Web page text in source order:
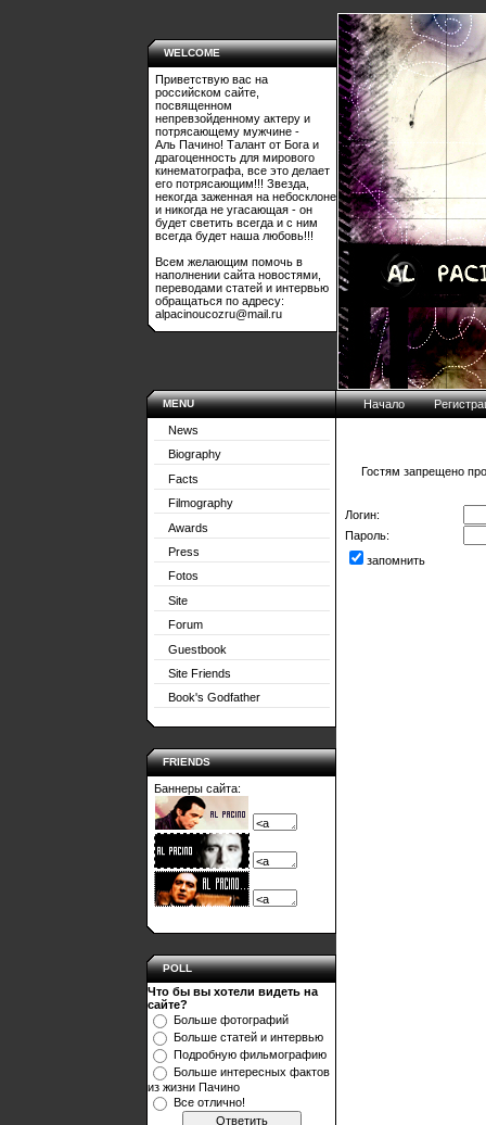
WELCOME
Приветствую вас на
российском сайте,
посвященном
непревзойденному актеру и
потрясающему мужчине -
Аль Пачино! Талант от Бога и
драгоценность для мирового
кинематографа, все это делает
его потрясающим!!! Звезда,
некогда заженная на небосклоне
и никогда не угасающая - он
будет светить всегда и с ним
всегда будет наша любовь!!!
Всем желающим помочь в
наполнении сайта новостями,
переводами статей и интервью
обращаться по адресу:
alpacinoucozru@mail.ru
MENU
News
Biography
Facts
Filmography
Awards
Press
Fotos
Site
Forum
Guestbook
Site Friends
Book's Godfather
FRIENDS
Баннеры сайта:
POLL
Что бы вы хотели видеть на
сайте?
Больше фотографий
Больше статей и интервью
Подробную фильмографию
Больше интересных фактов
из жизни Пачино
Все отлично!
Начало
Гостям запрещено
Логин:
Пароль:
запомнить